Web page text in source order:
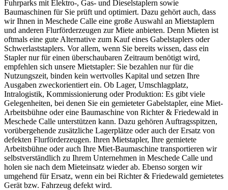
Fuhrparks mit Elektro-, Gas- und Dieselstaplern sowie
Baumaschinen für Sie prüft und optimiert. Dazu gehört auch, dass
wir Ihnen in Meschede Calle eine große Auswahl an Mietstaplern
und anderen Flurförderzeugen zur Miete anbieten. Denn Mieten ist
oftmals eine gute Alternative zum Kauf eines Gabelstaplers oder
Schwerlaststaplers. Vor allem, wenn Sie bereits wissen, dass ein
Stapler nur für einen überschaubaren Zeitraum benötigt wird,
empfehlen sich unsere Mietstapler: Sie bezahlen nur für die
Nutzungszeit, binden kein wertvolles Kapital und setzen Ihre
Ausgaben zweckorientiert ein. Ob Lager, Umschlagplatz,
Intralogistik, Kommissionierung oder Produktion: Es gibt viele
Gelegenheiten, bei denen Sie ein gemieteter Gabelstapler, eine Miet-
Arbeitsbühne oder eine Baumaschine von Richter & Friedewald in
Meschede Calle unterstützen kann. Dazu gehören Auftragsspitzen,
vorübergehende zusätzliche Lagerplätze oder auch der Ersatz von
defekten Flurförderzeugen. Ihren Mietstapler, Ihre gemietete
Arbeitsbühne oder auch Ihre Miet-Baumaschine transportieren wir
selbstverständlich zu Ihrem Unternehmen in Meschede Calle und
holen sie nach dem Mieteinsatz wieder ab. Ebenso sorgen wir
umgehend für Ersatz, wenn ein bei Richter & Friedewald gemietetes
Gerät bzw. Fahrzeug defekt wird.